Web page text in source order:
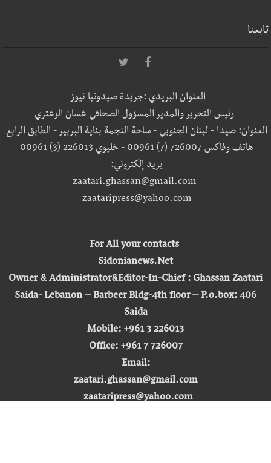
تابعنا
العنوان البريدي :جريدة صيدونيا نيوز
رئيس التحرير والمدير المسؤول الصحافي غسان الزعتري
العنوان: صيدا - لبنان الجنوبي - ساحة النجمة بناية البربير - الطابق الرابع
هاتف وفاكس 726007 (7) 00961 - خليوي 226013 (3) 00961
بريد إلكتروني:
zaatari.ghassan@gmail.com
zaataripress@yahoo.com
For All your contacts
Sidonianews.Net
Owner & Administrator&Editor-In-Chief : Ghassan Zaatari
Saida- Lebanon – Barbeer Bldg-4th floor – P.o.box: 406
Saida
Mobile: +961 3 226013
Office: +961 7 726007
Email:
zaatari.ghassan@gmail.com
zaataripress@yahoo.com